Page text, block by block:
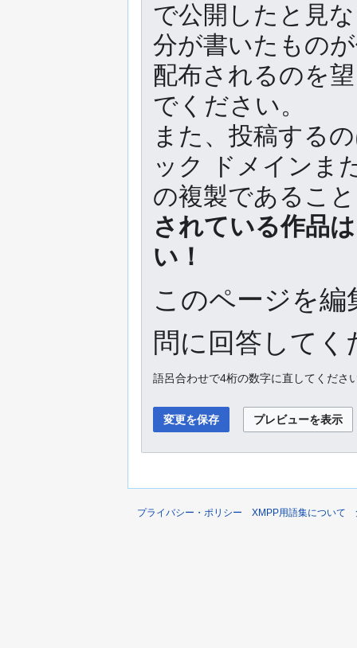
で公開したと見
分が書いたもの
配布されるのを
でください。
また、投稿する
ック ドメインま
の複製であるこ
されている作品
い！
このページを
問に回答してく
語呂合わせで4桁の数字に直してくださ
プライバシー・ポリシー XMPP用語集について